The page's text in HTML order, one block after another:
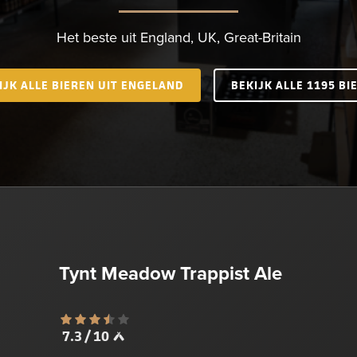
Het beste uit England, UK, Great-Britain
ALLE BIEREN UIT ENGELAND BEKIJK ALLE 1195
Tynt Meadow Trappist Ale
7.3 / 10